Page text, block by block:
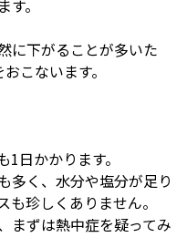
。
に下がることが多いた
こないます。
日かかります。
多く、水分や塩分が足り
珍しくありません。
まずは熱中症を疑ってみ